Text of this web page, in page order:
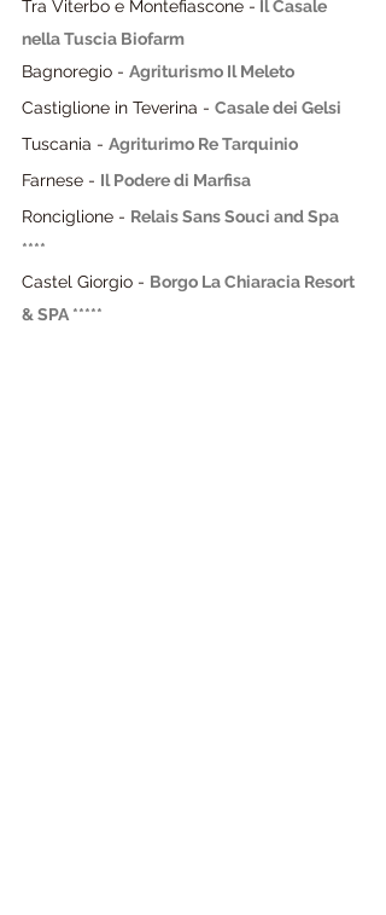
Tra Viterbo e Montefiascone -
Il Casale
nella Tuscia Biofarm
Bagnoregio - Agriturismo Il Meleto
Castiglione in Teverina - Casale dei Gelsi
Tuscania - Agriturimo Re Tarquinio
Farnese - Il Podere di Marfisa
Ronciglione - Relais Sans Souci and Spa
****
Castel Giorgio - Borgo La Chiaracia Resort
& SPA *****